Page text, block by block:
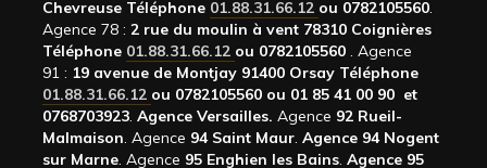
Chevreuse Téléphone 01.88.31.66.12 ou 0782105560.
Agence 78 : 2 rue du moulin à vent 78310 Coignières
Téléphone 01.88.31.66.12 ou 0782105560 . Agence
91 : 19 avenue de Montjay 91400 Orsay Téléphone
01.88.31.66.12 ou 0782105560 ou 01 85 41 00 90 et
0768703923. Agence Versailles. Agence 92 Rueil-
Malmaison. Agence 94 Saint Maur. Agence 94 Nogent
sur Marne. Agence 95 Enghien les Bains. Agence 95